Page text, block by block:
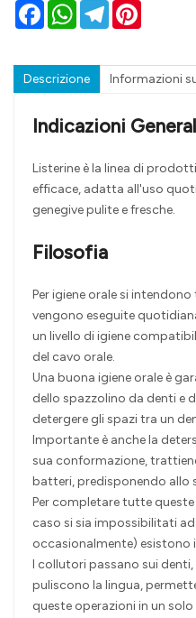
FacebookWhatsAppTelegram
Descrizione Informazioni
Indicazioni
Listerine è la linea di
efficace, adatta all'uso
genegive pulite e fresche.
Filosofia
Per igiene orale si
vengono eseguite
un livello di igiene
del cavo orale.
Una buona igiene orale è
dello spazzolino da denti e
detergere gli spazi tra un
Importante è anche la
sua conformazione,
batteri, predisponendo allo
Per completare tutte
caso si sia impossibilitati
occasionalmente) esistono
I collutori passano sui
puliscono la lingua,
queste operazioni in un